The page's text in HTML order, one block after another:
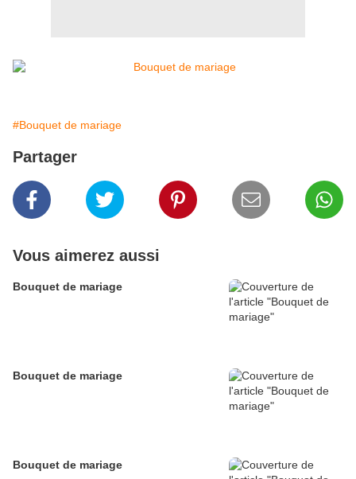
#Bouquet de mariage
Partager
Vous aimerez aussi
Bouquet de mariage
Bouquet de mariage
Bouquet de mariage